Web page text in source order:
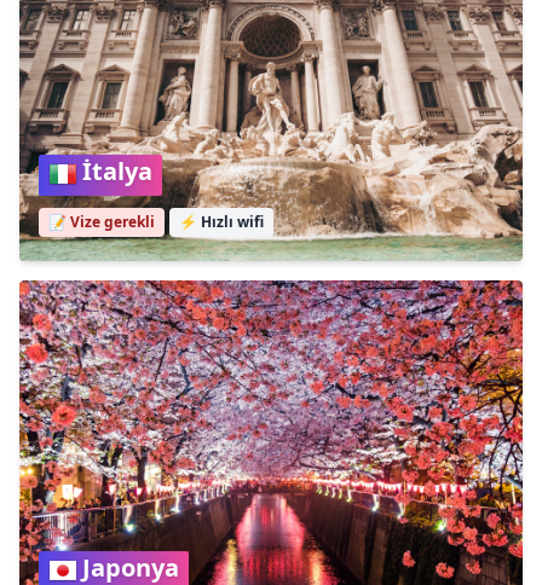
İtalya
📝 Vize gerekli ⚡ Hızlı wifi
Japonya